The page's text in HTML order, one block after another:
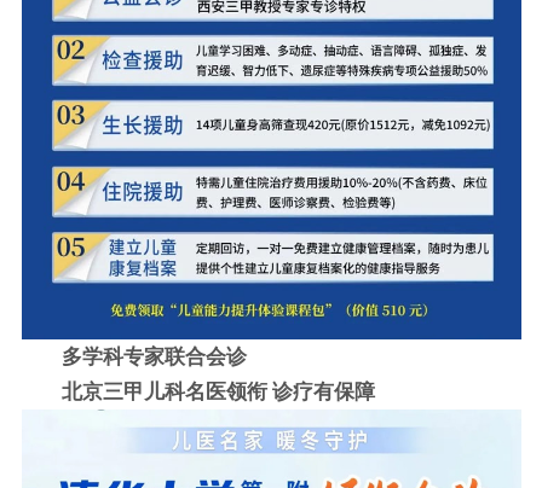
多学科专家联合会诊
北京三甲儿科名医领衔 诊疗有保障